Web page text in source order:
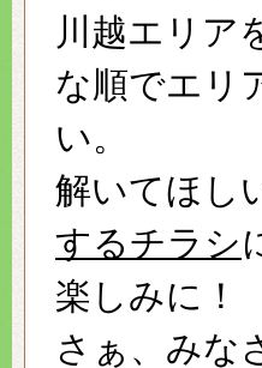
川越エリア
な順でエリ
い。
解いてほし
するチラシ
楽しみに！
さぁ、みな